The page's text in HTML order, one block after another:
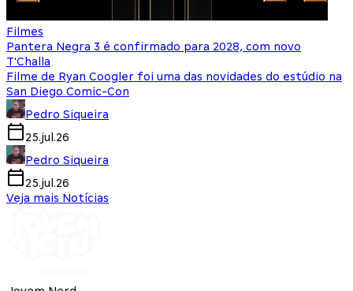
Filmes
Pantera Negra 3 é confirmado para 2028, com novo
T'Challa
Filme de Ryan Coogler foi uma das novidades do estúdio na
San Diego Comic-Con
Pedro Siqueira
25.jul.26
Pedro Siqueira
25.jul.26
Veja mais Notícias